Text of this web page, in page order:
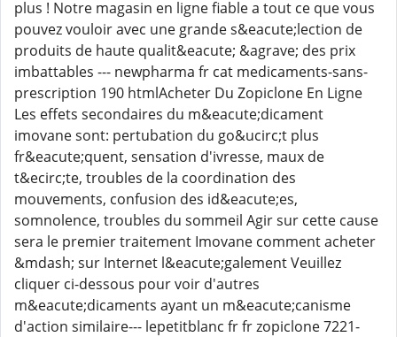
plus ! Notre magasin en ligne fiable a tout ce que vous
pouvez vouloir avec une grande s&eacute;lection de
produits de haute qualit&eacute; &agrave; des prix
imbattables --- newpharma fr cat medicaments-sans-
prescription 190 htmlAcheter Du Zopiclone En Ligne
Les effets secondaires du m&eacute;dicament
imovane sont: pertubation du go&ucirc;t plus
fr&eacute;quent, sensation d'ivresse, maux de
t&ecirc;te, troubles de la coordination des
mouvements, confusion des id&eacute;es,
somnolence, troubles du sommeil Agir sur cette cause
sera le premier traitement Imovane comment acheter
&mdash; sur Internet l&eacute;galement Veuillez
cliquer ci-dessous pour voir d'autres
m&eacute;dicaments ayant un m&eacute;canisme
d'action similaire--- lepetitblanc fr fr zopiclone 7221-